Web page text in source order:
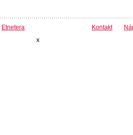
Etnetera Kontakt
x